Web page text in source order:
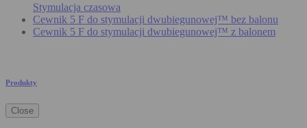
Stymulacja czasowa
Cewnik 5 F do stymulacji dwubiegunowej™ bez balonu
Cewnik 5 F do stymulacji dwubiegunowej™ z balonem
Produkty
Close